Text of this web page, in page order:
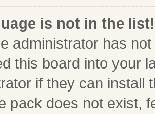
is not in the list!
administrator has
this board into your
if they can install
pack does not exist,